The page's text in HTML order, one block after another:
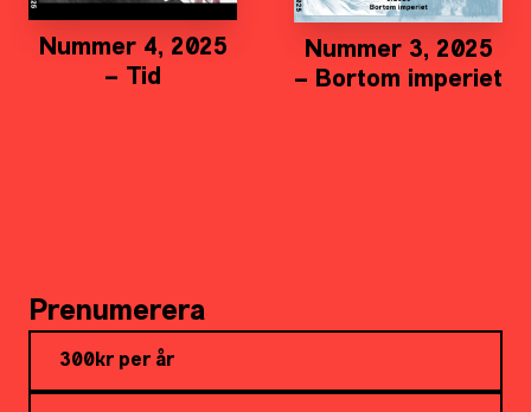
Nummer 4, 2025
– Tid
Nummer 3, 2025
– Bortom imperiet
Prenumerera
300kr per år